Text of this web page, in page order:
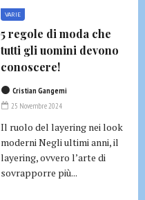
VARIE
5 regole di moda che
tutti gli uomini devono
conoscere!
Cristian Gangemi
25 Novembre 2024
Il ruolo del layering nei look
moderni Negli ultimi anni, il
layering, ovvero l’arte di
sovrapporre più...